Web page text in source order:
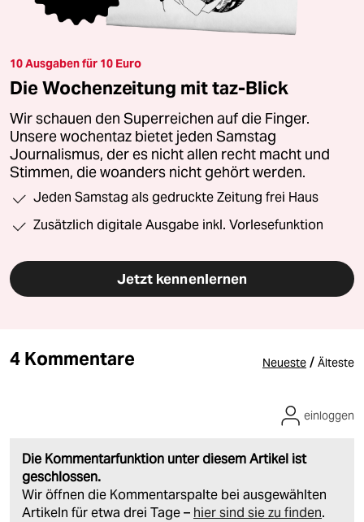
10 Ausgaben für 10 Euro
Die Wochenzeitung mit taz-Blick
Wir schauen den Superreichen auf die Finger.
Unsere wochentaz bietet jeden Samstag
Journalismus, der es nicht allen recht macht und
Stimmen, die woanders nicht gehört werden.
Jeden Samstag als gedruckte Zeitung frei Haus
Zusätzlich digitale Ausgabe inkl. Vorlesefunktion
Jetzt kennenlernen
4 Kommentare Neueste / Älteste
Die Kommentarfunktion unter diesem Artikel ist
geschlossen.
Wir öffnen die Kommentarspalte bei ausgewählten
Artikeln für etwa drei Tage – hier sind sie zu finden.
einloggen